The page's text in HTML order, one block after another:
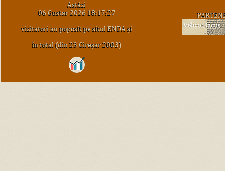
Astăzi
06 Gustar 2026 18:17:27
vizitatori au poposit pe situl ENDA şi
în total (din 23 Cireşar 2003)